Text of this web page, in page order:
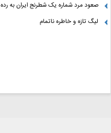
صعود مرد شماره یک شطرنج ایران به رده ۲۰ جهان/ مقصودلو در رده ۳۰
لیگ تازه و خاطره ناتمام